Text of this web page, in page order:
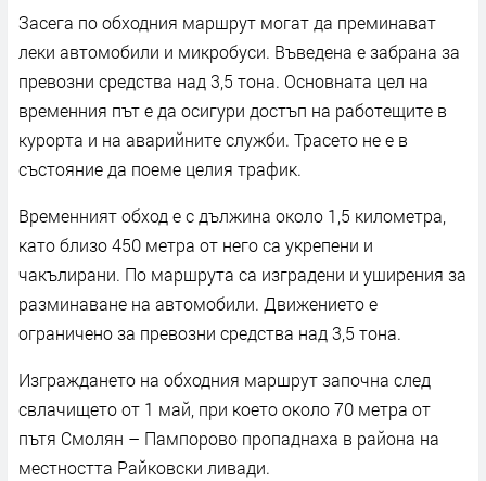
Засега по обходния маршрут могат да преминават
леки автомобили и микробуси. Въведена е забрана за
превозни средства над 3,5 тона. Основната цел на
временния път е да осигури достъп на работещите в
курорта и на аварийните служби. Трасето не е в
състояние да поеме целия трафик.
Временният обход е с дължина около 1,5 километра,
като близо 450 метра от него са укрепени и
чакълирани. По маршрута са изградени и уширения за
разминаване на автомобили. Движението е
ограничено за превозни средства над 3,5 тона.
Изграждането на обходния маршрут започна след
свлачището от 1 май, при което около 70 метра от
пътя Смолян – Пампорово пропаднаха в района на
местността Райковски ливади.